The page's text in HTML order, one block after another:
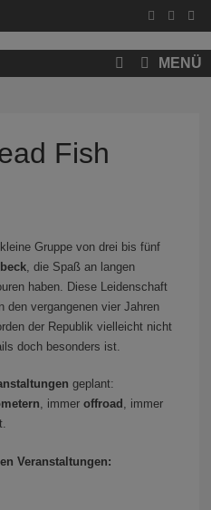
MENÜ
Fish
Gruppe von drei bis fünf
, die Spaß an langen
haben. Diese Leidenschaft
den vergangenen vier Jahren
der Republik vielleicht nicht
doch besonders ist.
geplant:
, immer offroad , immer
Veranstaltungen: